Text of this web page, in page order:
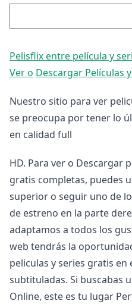
Pelisflix entre película y
Ver o Descargar Películas
Nuestro sitio para ver
se preocupa por tener lo
en calidad full
HD. Para ver o Descargar
gratis completas, puedes
superior o seguir uno de
de estreno en la parte
adaptamos a todos los
web tendrás la
peliculas y series gratis en
subtituladas. Si buscabas
Online, este es tu lugar